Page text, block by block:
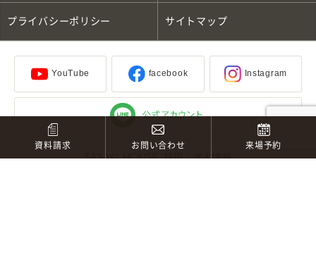
プライバシーポリシー サイトマップ
YouTube facebook Instagram
採用・求人情報
資料請求 お問い合わせ 来場予約